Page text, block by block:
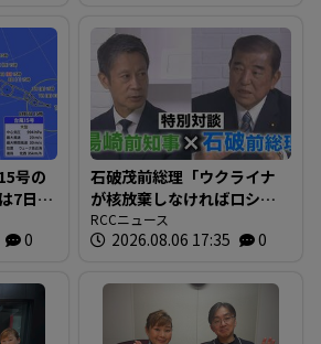
（全国天気）
号の
7日に
の
【6
0
石破茂前総理「ウクライナ
が核放棄しなければロシア
侵攻しなかった」 湯崎前
県知事「核抑止は“フィクシ
年出席の2人が特別対談 広
島から考える“平和と安全保
障”とは
RCCニュース
2026.08.06 17:35 0